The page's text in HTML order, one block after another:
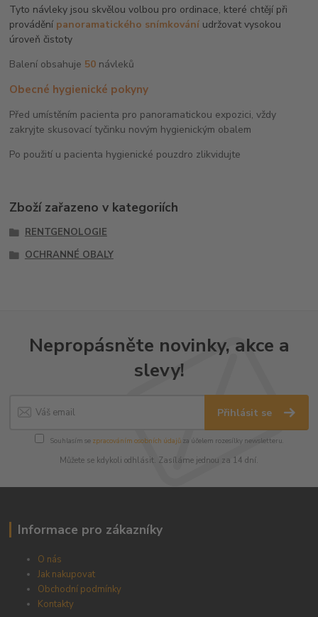
Tyto návleky jsou skvělou volbou pro ordinace, které chtějí při
provádění panoramatického snímkování udržovat vysokou
úroveň čistoty
Balení obsahuje 50 návleků
Obecné hygienické pokyny
Před umístěním pacienta pro panoramatickou expozici, vždy
zakryjte skusovací tyčinku novým hygienickým obalem
Po použití u pacienta hygienické pouzdro zlikvidujte
Zboží zařazeno v kategoriích
RENTGENOLOGIE
OCHRANNÉ OBALY
Nepropásněte novinky, akce a
slevy!
Přihlásit se
Souhlasím se zpracováním osobních údajůza účelem rozesílky newsletteru.
Můžete se kdykoli odhlásit. Zasíláme jednou za 14 dní.
Informace pro zákazníky
O nás
Jak nakupovat
Obchodní podmínky
Kontakty